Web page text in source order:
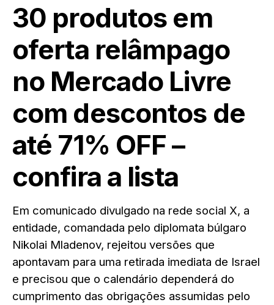
30 produtos em
oferta relâmpago
no Mercado Livre
com descontos de
até 71% OFF –
confira a lista
Em comunicado divulgado na rede social X, a
entidade, comandada pelo diplomata búlgaro
Nikolai Mladenov, rejeitou versões que
apontavam para uma retirada imediata de Israel
e precisou que o calendário dependerá do
cumprimento das obrigações assumidas pelo